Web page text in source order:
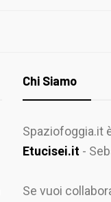
Chi Siamo
Spaziofoggia.it
Etucisei.it -
Se vuoi